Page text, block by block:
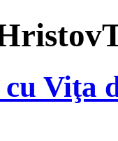
Viţa